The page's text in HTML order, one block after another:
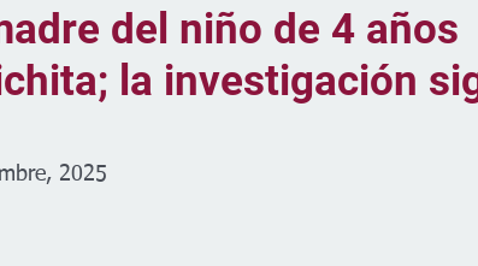
Calles Desamparados Carreteras Comunidad
del niño de 4 años
la investigación
2025